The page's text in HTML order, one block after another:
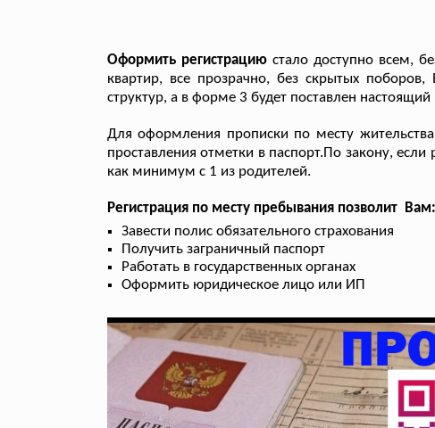
Оформить регистрациюстало доступно всем,
квартир, все прозрачно, без скрытых поборов,
структур, а в форме 3 будет поставлен
Для оформления прописки по месту
проставления отметки в паспорт.По закону,
как минимум с 1 из родителей.
Регистрация по месту пребывания позволит Вам:
Завести полис обязательного страхования
Получить заграничный паспорт
Работать в государственных органах
Оформить юридическое лицо или ИП